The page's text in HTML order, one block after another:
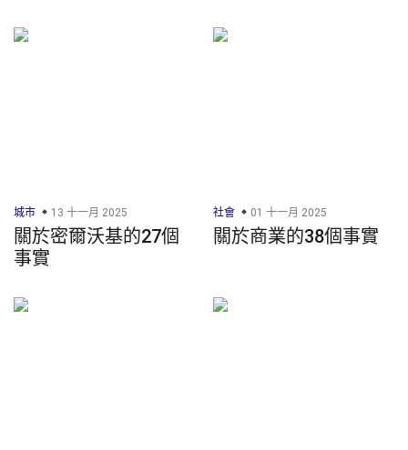
城市 13 十一月 2025
關於密爾沃基的27個
事實
社會 01 十一月 2025
關於商業的38個事實